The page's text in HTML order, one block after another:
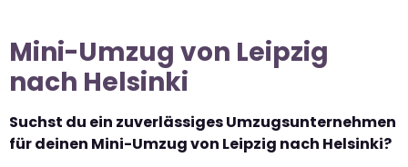
Mini-Umzug von Leipzig
nach Helsinki
Suchst du ein zuverlässiges Umzugsunternehmen
für deinen Mini-Umzug von Leipzig nach Helsinki?